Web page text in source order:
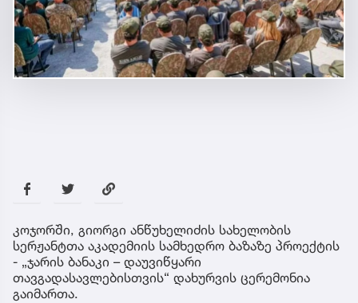
კოჯორში, გიორგი ანწუხელიძის სახელობის
სერჟანტთა აკადემიის სამხედრო ბაზაზე პროექტის
- „ჯარის ბანაკი – დაუვიწყარი
თავგადასავლებისთვის“ დახურვის ცერემონია
გაიმართა.